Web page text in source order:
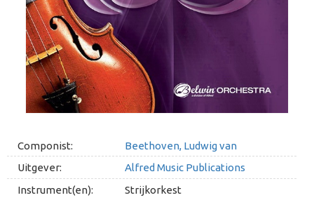
Componist:
Beethoven, Ludwig van
Uitgever:
Alfred Music Publications
Instrument(en):
Strijkorkest